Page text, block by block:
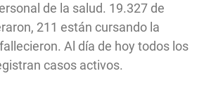
de la salud. 19.327 de
211 están cursando la
Al día de hoy todos los
casos activos.